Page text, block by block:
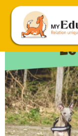
Un jeu qui